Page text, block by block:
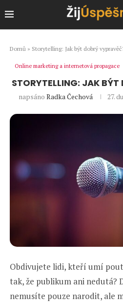
Domů » Storytelling: Jak být dobrý
Online marketing a internetová propagace
STORYTELLING: JAK BÝT
napsáno Radka Čechová 27.
Obdivujete lidi, kteří umí
tak, že publikum ani nedutá?
nemusíte pouze narodit, ale